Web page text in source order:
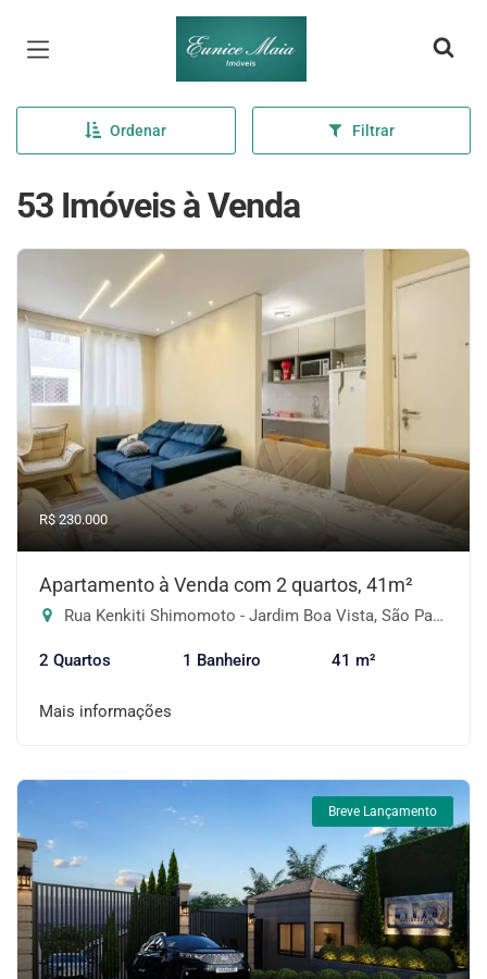
Página inicial
Ordenar Filtrar
53 Imóveis à Venda
R$ 230.000
Apartamento à Venda com 2 quartos, 41m²
Rua Kenkiti Shimomoto - Jardim Boa Vista, São Paulo-SP
2 Quartos 1 Banheiro 41 m²
Mais informações
Breve Lançamento